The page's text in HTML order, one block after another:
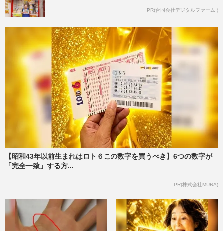
PR(合同会社デジタルファーム )
【昭和43年以前生まれはロト６この数字を買うべき】6つの数字が
「完全一致」する方...
PR(株式会社MURA)